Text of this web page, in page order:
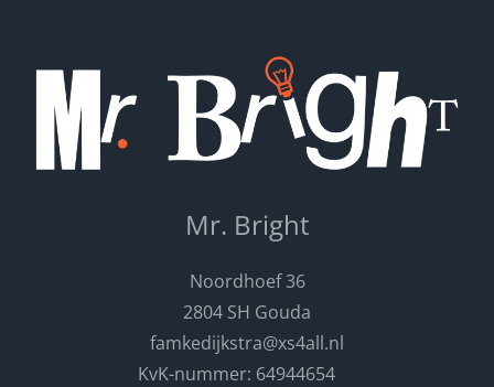
Mr. Bright
Noordhoef 36
2804 SH Gouda
famkedijkstra@xs4all.nl
KvK-nummer: 64944654